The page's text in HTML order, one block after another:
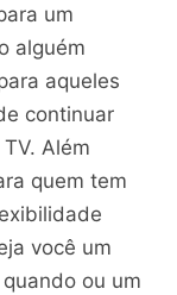
um
alguém
aqueles
continuar
Além
quem tem
você um
ou um